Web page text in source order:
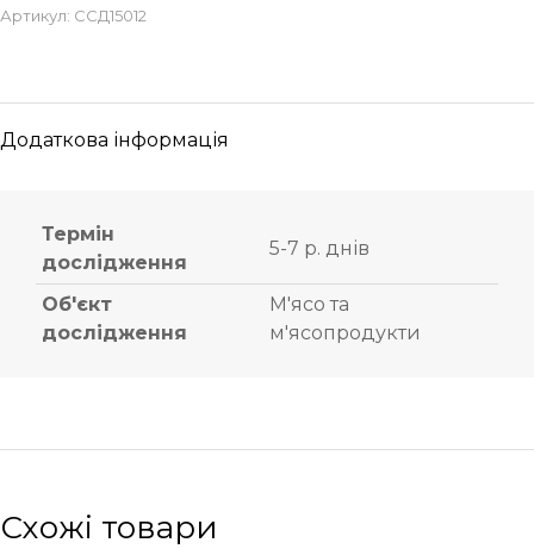
Артикул: ССД15012
Додаткова інформація
Термін
дослідження
5-7 р. днів
Об'єкт
дослідження
М'ясо та
м'ясопродукти
Схожі товари